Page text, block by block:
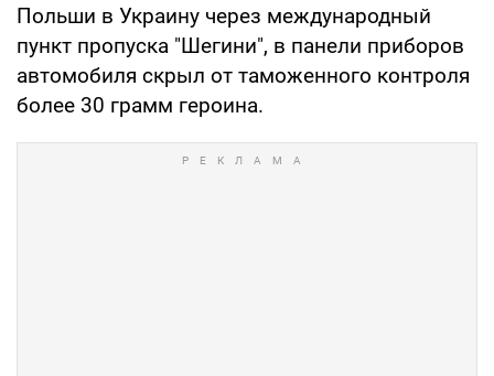
Польши в Украину через международный
пункт пропуска "Шегини", в панели приборов
автомобиля скрыл от таможенного контроля
более 30 грамм героина.